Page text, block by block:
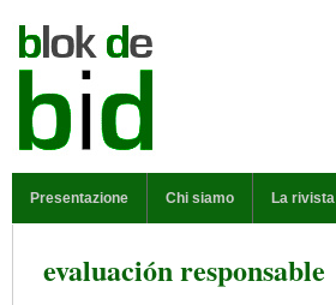
Presentazione Chi siamo La rivista
evaluación responsable